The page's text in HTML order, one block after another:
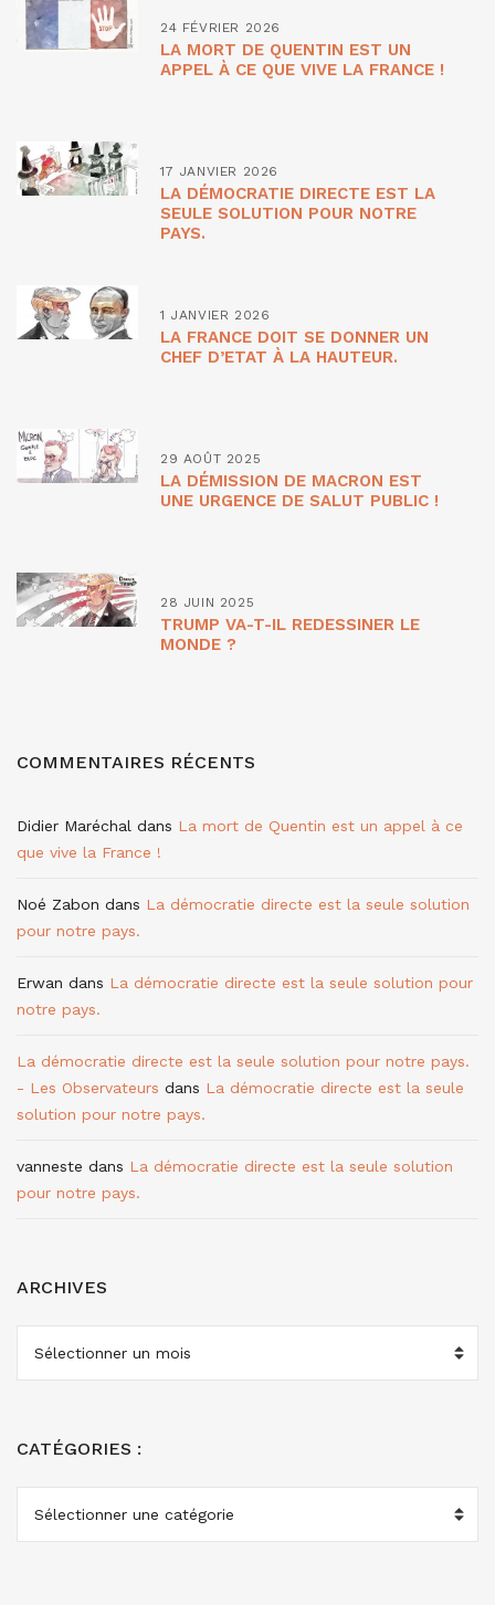
24 FÉVRIER 2026
LA MORT DE QUENTIN EST UN
APPEL À CE QUE VIVE LA FRANCE !
17 JANVIER 2026
LA DÉMOCRATIE DIRECTE EST LA
SEULE SOLUTION POUR NOTRE
PAYS.
1 JANVIER 2026
LA FRANCE DOIT SE DONNER UN
CHEF D’ETAT À LA HAUTEUR.
29 AOÛT 2025
LA DÉMISSION DE MACRON EST
UNE URGENCE DE SALUT PUBLIC !
28 JUIN 2025
TRUMP VA-T-IL REDESSINER LE
MONDE ?
COMMENTAIRES RÉCENTS
Didier Maréchal dans La mort de Quentin est un appel à ce
que vive la France !
Noé Zabon dans La démocratie directe est la seule solution
pour notre pays.
Erwan dans La démocratie directe est la seule solution pour
notre pays.
La démocratie directe est la seule solution pour notre pays.
- Les Observateurs dans La démocratie directe est la seule
solution pour notre pays.
vanneste dans La démocratie directe est la seule solution
pour notre pays.
ARCHIVES
ARCHIVES
CATÉGORIES :
CATÉGORIES